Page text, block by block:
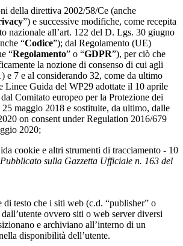
della direttiva 2002/58/Ce (anche
”) e successive modifiche, come recepita
nazionale all’art. 122 del D. Lgs. 30 giugno
“Codice”); dal Regolamento (UE)
“Regolamento” o “GDPR”), per ciò che
la nozione di consenso di cui agli
e 7 e al considerando 32, come da ultimo
Linee Guida del WP29 adottate il 10 aprile
Comitato europeo per la Protezione dei
maggio 2018 e sostituite, da ultimo, dalle
on consent under Regulation 2016/679
2020;
cookie e altri strumenti di tracciamento - 10
Pubblicato sulla Gazzetta Ufficiale n. 163 del
di testo che i siti web (c.d. “publisher” o
ovvero siti o web server diversi
e archiviano all’interno di un
disponibilità dell’utente.